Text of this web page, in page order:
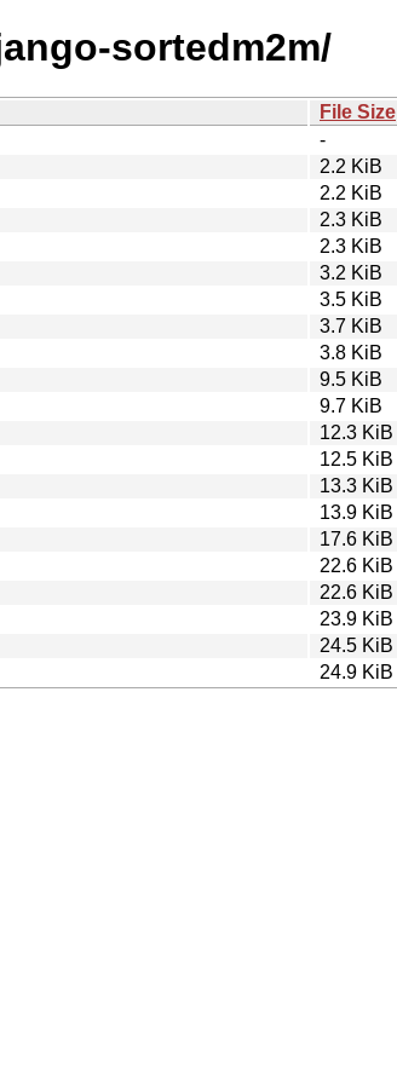
sortedm2m/
File Size
-
2.2 KiB
2.2 KiB
2.3 KiB
2.3 KiB
3.2 KiB
3.5 KiB
3.7 KiB
3.8 KiB
9.5 KiB
9.7 KiB
12.3 KiB
12.5 KiB
13.3 KiB
13.9 KiB
17.6 KiB
22.6 KiB
22.6 KiB
23.9 KiB
24.5 KiB
24.9 KiB